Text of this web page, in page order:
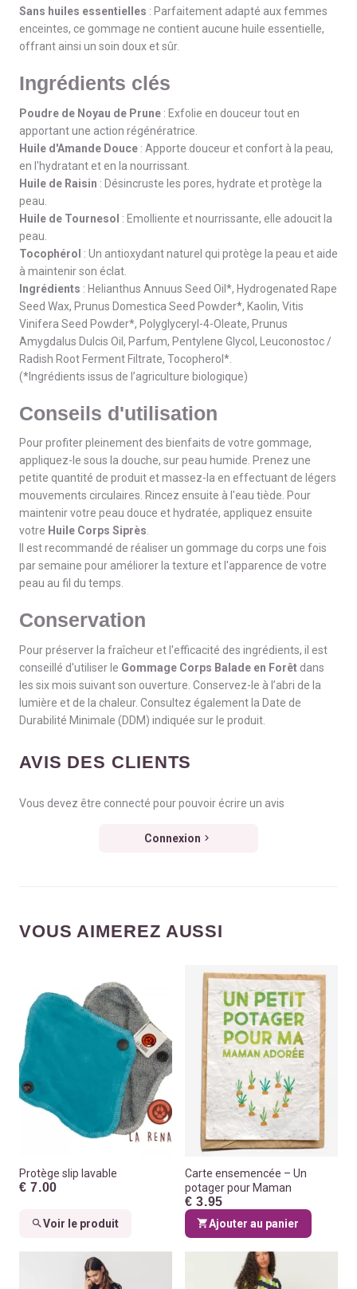
Sans huiles essentielles : Parfaitement adapté aux femmes
enceintes, ce gommage ne contient aucune huile essentielle,
offrant ainsi un soin doux et sûr.
Ingrédients clés
Poudre de Noyau de Prune : Exfolie en douceur tout en
apportant une action régénératrice.
Huile d'Amande Douce : Apporte douceur et confort à la peau,
en l'hydratant et en la nourrissant.
Huile de Raisin : Désincruste les pores, hydrate et protège la
peau.
Huile de Tournesol : Emolliente et nourrissante, elle adoucit la
peau.
Tocophérol : Un antioxydant naturel qui protège la peau et aide
à maintenir son éclat.
Ingrédients : Helianthus Annuus Seed Oil*, Hydrogenated Rape
Seed Wax, Prunus Domestica Seed Powder*, Kaolin, Vitis
Vinifera Seed Powder*, Polyglyceryl-4-Oleate, Prunus
Amygdalus Dulcis Oil, Parfum, Pentylene Glycol, Leuconostoc /
Radish Root Ferment Filtrate, Tocopherol*.
(*Ingrédients issus de l’agriculture biologique)
Conseils d'utilisation
Pour profiter pleinement des bienfaits de votre gommage,
appliquez-le sous la douche, sur peau humide. Prenez une
petite quantité de produit et massez-la en effectuant de légers
mouvements circulaires. Rincez ensuite à l'eau tiède. Pour
maintenir votre peau douce et hydratée, appliquez ensuite
votre Huile Corps Siprès
Il est recommandé de réaliser un gommage du corps une fois
par semaine pour améliorer la texture et l'apparence de votre
peau au fil du temps.
Conservation
Pour préserver la fraîcheur et l'efficacité des ingrédients, il est
conseillé d'utiliser le Gommage Corps Balade en Forêt dans
les six mois suivant son ouverture. Conservez-le à l’abri de la
lumière et de la chaleur. Consultez également la Date de
Durabilité Minimale (DDM) indiquée sur le produit.
AVIS DES CLIENTS
Vous devez être connecté pour pouvoir écrire un avis
Connexion
VOUS AIMEREZ AUSSI
Protège slip lavable
€ 7.00
Voir le produit
Carte ensemencée – Un
potager pour Maman
€ 3.95
Ajouter au panier